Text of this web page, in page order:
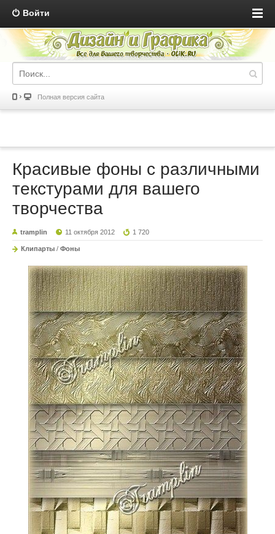
Войти
Полная версия сайта
Красивые фоны с различными
текстурами для вашего
творчества
tramplin 11 октября 2012 1 720
Клипарты / Фоны